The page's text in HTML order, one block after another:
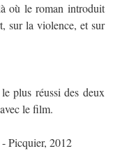
où le roman introduit
sur la violence, et sur
plus réussi des deux
le film.
- Picquier, 2012